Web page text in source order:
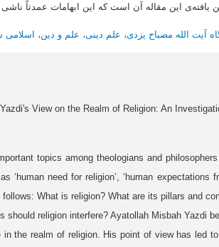
یافته‌ی این مقاله آن است که این ابهامات عمدتاً
آیت الله مصباح یزدی، علم دینی، علم و دین، اسلامی
View on the Realm of Religion: An
topics among theologians and
need for religion’, ‘human expectations
What is religion? What are its pillars and
should religion interfere? Ayatollah Misbah Yazdi
the realm of religion. His point of view has led